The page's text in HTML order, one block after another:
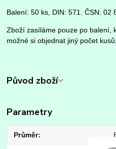
Balení: 50 ks, DIN: 571. ČSN: 02
Zboží zasíláme pouze po balení,
možné si objednat jiný počet
Původ zboží
Parametry
Průměr